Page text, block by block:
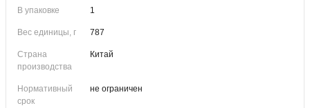
В упаковке 1
Вес единицы, г 787
Страна
производства
Китай
Нормативный
срок
не ограничен